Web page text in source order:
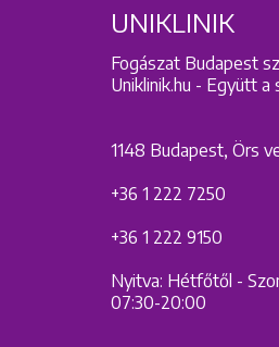
UNIKLINIK
Fogászat Budapest
Uniklinik.hu - Együtt a
1148 Budapest, Örs
+36 1 222 7250
+36 1 222 9150
Nyitva: Hétfőtől -
07:30-20:00